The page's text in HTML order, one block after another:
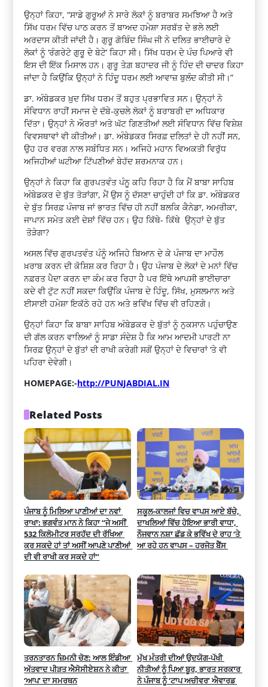
ਉਨ੍ਹਾਂ ਕਿਹਾ, “ਸਾਡੇ ਗੁਰੂਆਂ ਨੇ ਸਾਰੇ ਲੋਕਾਂ ਨੂੰ ਬਰਾਬਰ ਸਮਝਿਆ ਹੈ ਅਤੇ
ਸਿੱਖ ਧਰਮ ਵਿੱਚ ਪਾਠ ਕਰਨ ਤੋਂ ਬਾਅਦ ਹਮੇਸ਼ਾ ਸਰਬੱਤ ਦੇ ਭਲੇ ਲਈ
ਅਰਦਾਸ ਕੀਤੀ ਜਾਂਦੀ ਹੈ। ਗੁਰੂ ਗੋਬਿੰਦ ਸਿੰਘ ਜੀ ਨੇ ਦਲਿਤ ਭਾਈਚਾਰੇ ਦੇ
ਲੋਕਾਂ ਨੂੰ ‘ਰੰਗਰੇਟੇ ਗੁਰੂ ਦੇ ਬੇਟੇ’ ਕਿਹਾ ਸੀ। ਸਿੱਖ ਧਰਮ ਦੇ ਪੰਚ ਪਿਆਰੇ ਵੀ
ਇਸ ਦੀ ਇੱਕ ਮਿਸਾਲ ਹਨ। ਗੁਰੂ ਤੇਗ਼ ਬਹਾਦਰ ਜੀ ਨੂੰ ਹਿੰਦ ਦੀ ਚਾਦਰ ਕਿਹਾ
ਜਾਂਦਾ ਹੈ ਕਿਉਂਕਿ ਉਨ੍ਹਾਂ ਨੇ ਹਿੰਦੂ ਧਰਮ ਲਈ ਆਵਾਜ਼ ਬੁਲੰਦ ਕੀਤੀ ਸੀ।”
ਡਾ. ਅੰਬੇਡਕਰ ਖ਼ੁਦ ਸਿੱਖ ਧਰਮ ਤੋਂ ਬਹੁਤ ਪ੍ਰਭਾਵਿਤ ਸਨ। ਉਨ੍ਹਾਂ ਨੇ
ਸੰਵਿਧਾਨ ਰਾਹੀਂ ਸਮਾਜ ਦੇ ਦੱਬੇ-ਕੁਚਲੇ ਲੋਕਾਂ ਨੂੰ ਬਰਾਬਰੀ ਦਾ ਅਧਿਕਾਰ
ਦਿੱਤਾ। ਉਨ੍ਹਾਂ ਨੇ ਔਰਤਾਂ ਅਤੇ ਘੱਟ ਗਿਣਤੀਆਂ ਲਈ ਸੰਵਿਧਾਨ ਵਿੱਚ ਵਿਸ਼ੇਸ਼
ਵਿਵਸਥਾਵਾਂ ਵੀ ਕੀਤੀਆਂ। ਡਾ. ਅੰਬੇਡਕਰ ਸਿਰਫ਼ ਦਲਿਤਾਂ ਦੇ ਹੀ ਨਹੀਂ ਸਨ,
ਉਹ ਹਰ ਵਰਗ ਨਾਲ ਸਬੰਧਿਤ ਸਨ। ਅਜਿਹੇ ਮਹਾਨ ਵਿਅਕਤੀ ਵਿਰੁੱਧ
ਅਜਿਹੀਆਂ ਘਟੀਆ ਟਿੱਪਣੀਆਂ ਬੇਹੱਦ ਸ਼ਰਮਨਾਕ ਹਨ।
ਉਨ੍ਹਾਂ ਨੇ ਕਿਹਾ ਕਿ ਗੁਰਪਤਵੰਤ ਪੰਨੂ ਕਹਿ ਰਿਹਾ ਹੈ ਕਿ ਮੈਂ ਬਾਬਾ ਸਾਹਿਬ
ਅੰਬੇਡਕਰ ਦੇ ਬੁੱਤ ਤੋੜਾਂਗਾ, ਮੈਂ ਉਸ ਨੂੰ ਦੱਸਣਾ ਚਾਹੁੰਦੀ ਹਾਂ ਕਿ ਡਾ. ਅੰਬੇਡਕਰ
ਦੇ ਬੁੱਤ ਸਿਰਫ਼ ਪੰਜਾਬ ਜਾਂ ਭਾਰਤ ਵਿੱਚ ਹੀ ਨਹੀਂ ਬਲਕਿ ਕੈਨੇਡਾ, ਅਮਰੀਕਾ,
ਜਾਪਾਨ ਸਮੇਤ ਕਈ ਦੇਸ਼ਾਂ ਵਿੱਚ ਹਨ। ਉਹ ਕਿੱਥੇ- ਕਿੱਥੇ ਉਨ੍ਹਾਂ ਦੇ ਬੁੱਤ
ਤੋੜੇਗਾ?
ਅਸਲ ਵਿੱਚ ਗੁਰਪਤਵੰਤ ਪੰਨੂੰ ਅਜਿਹੇ ਬਿਆਨ ਦੇ ਕੇ ਪੰਜਾਬ ਦਾ ਮਾਹੌਲ
ਖ਼ਰਾਬ ਕਰਨ ਦੀ ਕੋਸ਼ਿਸ਼ ਕਰ ਰਿਹਾ ਹੈ। ਉਹ ਪੰਜਾਬ ਦੇ ਲੋਕਾਂ ਦੇ ਮਨਾਂ ਵਿੱਚ
ਨਫ਼ਰਤ ਪੈਦਾ ਕਰਨ ਦਾ ਕੰਮ ਕਰ ਰਿਹਾ ਹੈ ਪਰ ਇੱਥੇ ਆਪਸੀ ਭਾਈਚਾਰਾ
ਕਦੇ ਵੀ ਟੁੱਟ ਨਹੀਂ ਸਕਦਾ ਕਿਉਂਕਿ ਪੰਜਾਬ ਦੇ ਹਿੰਦੂ, ਸਿੱਖ, ਮੁਸਲਮਾਨ ਅਤੇ
ਈਸਾਈ ਹਮੇਸ਼ਾ ਇਕੱਠੇ ਰਹੇ ਹਨ ਅਤੇ ਭਵਿੱਖ ਵਿੱਚ ਵੀ ਰਹਿਣਗੇ।
ਉਨ੍ਹਾਂ ਕਿਹਾ ਕਿ ਬਾਬਾ ਸਾਹਿਬ ਅੰਬੇਡਕਰ ਦੇ ਬੁੱਤਾਂ ਨੂੰ ਨੁਕਸਾਨ ਪਹੁੰਚਾਉਣ
ਦੀ ਗੱਲ ਕਰਨ ਵਾਲਿਆਂ ਨੂੰ ਸਾਡਾ ਸੰਦੇਸ਼ ਹੈ ਕਿ ਆਮ ਆਦਮੀ ਪਾਰਟੀ ਨਾ
ਸਿਰਫ਼ ਉਨ੍ਹਾਂ ਦੇ ਬੁੱਤਾਂ ਦੀ ਰਾਖੀ ਕਰੇਗੀ ਸਗੋਂ ਉਨ੍ਹਾਂ ਦੇ ਵਿਚਾਰਾਂ ‘ਤੇ ਵੀ
ਪਹਿਰਾ ਦੇਵੇਗੀ।
HOMEPAGE:-http://PUNJABDIAL.IN
Related Posts
ਪੰਜਾਬ ਨੂੰ ਮਿਲਿਆ ਪਾਣੀਆਂ ਦਾ ਨਵਾਂ
ਰਾਖਾ: ਭਗਵੰਤ ਮਾਨ ਨੇ ਕਿਹਾ “ਜੇ ਅਸੀਂ
532 ਕਿਲੋਮੀਟਰ ਸਰਹੱਦ ਦੀ ਰੱਖਿਆ
ਕਰ ਸਕਦੇ ਹਾਂ ਤਾਂ ਅਸੀਂ ਆਪਣੇ ਪਾਣੀਆਂ
ਦੀ ਵੀ ਰਾਖੀ ਕਰ ਸਕਦੇ ਹਾਂ”
ਸਕੂਲ-ਕਾਲਜਾਂ ਵਿਚ ਵਾਪਸ ਆਏ ਬੱਚੇ,
ਦਾਖਲਿਆਂ ਵਿੱਚ ਹੋਇਆ ਭਾਰੀ ਵਾਧਾ,
ਨੌਜਵਾਨ ਨਸ਼ਾ ਛੱਡ ਕੇ ਭਵਿੱਖ ਦੇ ਰਾਹ ‘ਤੇ
ਆ ਰਹੇ ਹਨ ਵਾਪਸ – ਹਰਜੋਤ ਬੈਂਸ
ਤਰਨਤਾਰਨ ਜ਼ਿਮਨੀ ਚੋਣ: ਆਲ ਇੰਡੀਆ
ਅੱਤਵਾਦ ਪੀੜਤ ਐਸੋਸੀਏਸ਼ਨ ਨੇ ਕੀਤਾ
‘ਆਪ’ ਦਾ ਸਮਰਥਨ
ਮੁੱਖ ਮੰਤਰੀ ਦੀਆਂ ਉਦਯੋਗ-ਪੱਖੀ
ਨੀਤੀਆਂ ਨੂੰ ਪਿਆ ਬੂਰ, ਭਾਰਤ ਸਰਕਾਰ
ਨੇ ਪੰਜਾਬ ਨੂੰ ‘ਟਾਪ ਅਚੀਵਰ’ ਐਵਾਰਡ